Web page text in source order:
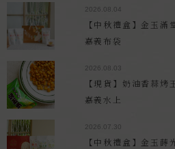
2026.08.04
【中秋禮盒】金玉滿
嘉義布袋
2026.08.03
【現貨】奶油香蒜烤
嘉義水上
2026.07.30
【中秋禮盒】金玉蒔